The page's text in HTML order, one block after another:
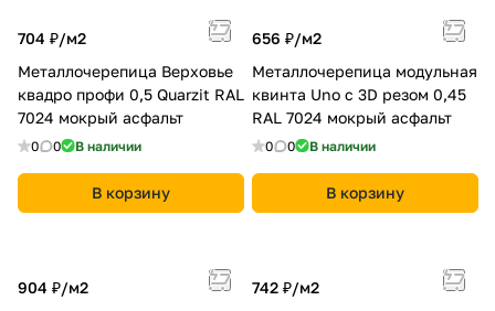
704 ₽/м2
Металлочерепица Верховье
квадро профи 0,5 Quarzit RAL
7024 мокрый асфальт
0 0 В наличии
В корзину
656 ₽/м2
Металлочерепица модульная
квинта Uno c 3D резом 0,45
RAL 7024 мокрый асфальт
0 0 В наличии
В корзину
904 ₽/м2
742 ₽/м2